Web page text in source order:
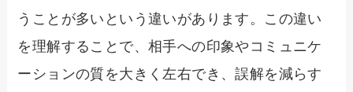
うことが多いという違いがあります。この違い
を理解することで、相手への印象やコミュニケ
ーションの質を大きく左右でき、誤解を減らす